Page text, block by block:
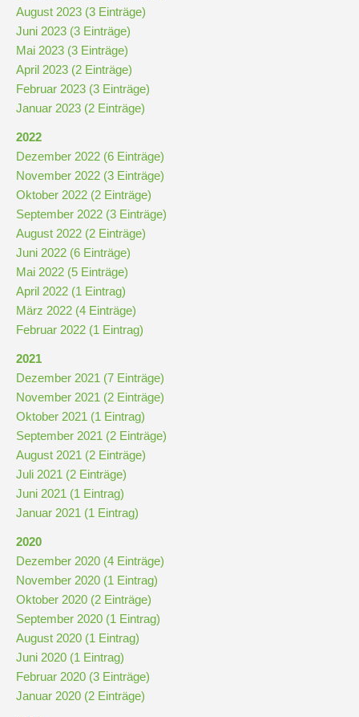
9
und
10
Hauptschulbildungsgang
Wahlpflichtunterricht
ab
Kl.
7
Organisatorisches
Downloads
und
Formulare
Infos
Anmeldung
Schülerbücherei
Hausordnung
August 2023 (3 Einträge)
Juni 2023 (3 Einträge)
Mai 2023 (3 Einträge)
April 2023 (2 Einträge)
Februar 2023 (3 Einträge)
Januar 2023 (2 Einträge)
2022
Dezember 2022 (6 Einträge)
November 2022 (3 Einträge)
Oktober 2022 (2 Einträge)
September 2022 (3 Einträge)
August 2022 (2 Einträge)
Juni 2022 (6 Einträge)
Mai 2022 (5 Einträge)
April 2022 (1 Eintrag)
März 2022 (4 Einträge)
Februar 2022 (1 Eintrag)
2021
Dezember 2021 (7 Einträge)
November 2021 (2 Einträge)
Oktober 2021 (1 Eintrag)
September 2021 (2 Einträge)
August 2021 (2 Einträge)
Juli 2021 (2 Einträge)
Juni 2021 (1 Eintrag)
Januar 2021 (1 Eintrag)
2020
Dezember 2020 (4 Einträge)
November 2020 (1 Eintrag)
Oktober 2020 (2 Einträge)
September 2020 (1 Eintrag)
August 2020 (1 Eintrag)
Juni 2020 (1 Eintrag)
Februar 2020 (3 Einträge)
Januar 2020 (2 Einträge)